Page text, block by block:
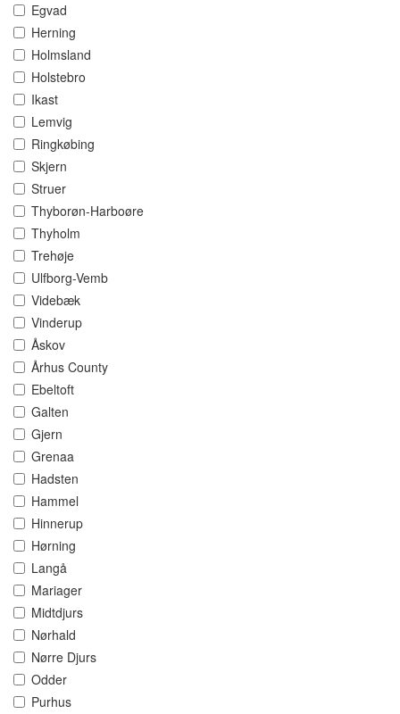
Egvad
Herning
Holmsland
Holstebro
Ikast
Lemvig
Ringkøbing
Skjern
Struer
Thyborøn-Harboøre
Thyholm
Trehøje
Ulfborg-Vemb
Videbæk
Vinderup
Åskov
Århus County
Ebeltoft
Galten
Gjern
Grenaa
Hadsten
Hammel
Hinnerup
Hørning
Langå
Mariager
Midtdjurs
Nørhald
Nørre Djurs
Odder
Purhus